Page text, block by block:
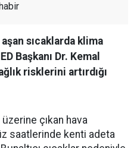
sıcaklarda klima
Başkanı Dr. Kemal
risklerini artırdığı
üzerine çıkan hava
saatlerinde kenti adeta